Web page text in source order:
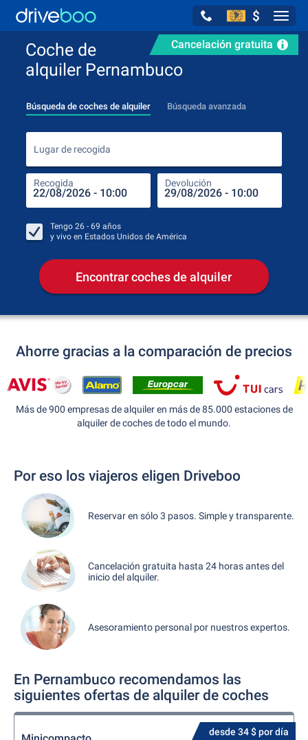
$
Cancelación gratuita
Coche de
alquiler Pernambuco
Búsqueda de coches de alquiler Búsqueda avanzada
Lugar de recogida
Recogida Devolución
Tengo 26 - 69 años
y vivo en Estados Unidos de América
Encontrar coches de alquiler
Ahorre gracias a la comparación de precios
Más de 900 empresas de alquiler en más de 85.000 estaciones de
alquiler de coches de todo el mundo.
Por eso los viajeros eligen Driveboo
Reservar en sólo 3 pasos. Simple y transparente.
Cancelación gratuita hasta 24 horas antes del
inicio del alquiler.
Asesoramiento personal por nuestros expertos.
En Pernambuco recomendamos las
siguientes ofertas de alquiler de coches
desde 34 $ por día